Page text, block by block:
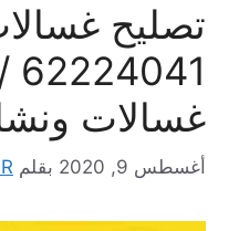
تصليح
غسالات
أغسطس 9, 2020 بقلم